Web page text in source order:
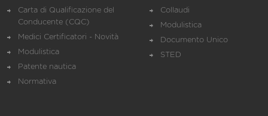
Carta di Qualificazione del
Conducente (CQC)
Medici Certificatori - Novità
Modulistica
Patente nautica
Normativa
Collaudi
Modulistica
Documento Unico
STED